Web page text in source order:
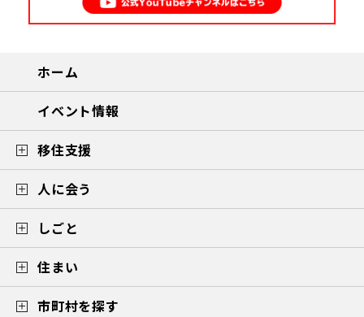
ホーム
イベント情報
移住支援
人に会う
しごと
住まい
市町村を探す